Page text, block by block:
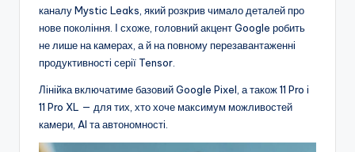
каналу Mystic Leaks, який розкрив чимало деталей про
нове покоління. І схоже, головний акцент Google робить
не лише на камерах, а й на повному перезавантаженні
продуктивності серії Tensor.
Лінійка включатиме базовий Google Pixel, а також 11 Pro і
11 Pro XL — для тих, хто хоче максимум можливостей
камери, AI та автономності.